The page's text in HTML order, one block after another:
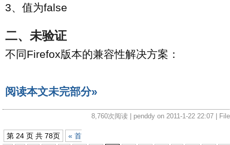
3、值为false
二、未验证
不同Firefox版本的兼容性解决方案：
阅读本文未完部分»
8,760次阅读 | penddy on 2011-1-22 22:07 |
第 24 页 共 78页
« 首